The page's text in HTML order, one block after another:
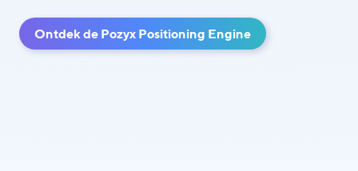
Ontdek de Pozyx Positioning Engine